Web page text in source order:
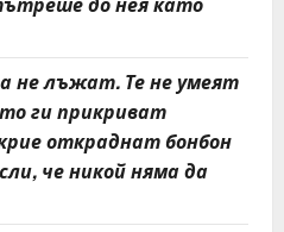
не лъжат. Те не умеят
ги прикриват
откраднат бонбон
че никой няма да